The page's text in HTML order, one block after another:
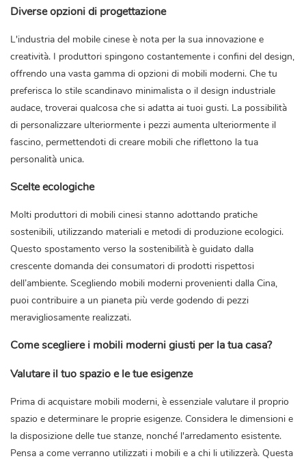
Diverse opzioni di progettazione
L'industria del mobile cinese è nota per la sua innovazione e
creatività. I produttori spingono costantemente i confini del design,
offrendo una vasta gamma di opzioni di mobili moderni. Che tu
preferisca lo stile scandinavo minimalista o il design industriale
audace, troverai qualcosa che si adatta ai tuoi gusti. La possibilità
di personalizzare ulteriormente i pezzi aumenta ulteriormente il
fascino, permettendoti di creare mobili che riflettono la tua
personalità unica.
Scelte ecologiche
Molti produttori di mobili cinesi stanno adottando pratiche
sostenibili, utilizzando materiali e metodi di produzione ecologici.
Questo spostamento verso la sostenibilità è guidato dalla
crescente domanda dei consumatori di prodotti rispettosi
dell’ambiente. Scegliendo mobili moderni provenienti dalla Cina,
puoi contribuire a un pianeta più verde godendo di pezzi
meravigliosamente realizzati.
Come scegliere i mobili moderni giusti per la tua casa?
Valutare il tuo spazio e le tue esigenze
Prima di acquistare mobili moderni, è essenziale valutare il proprio
spazio e determinare le proprie esigenze. Considera le dimensioni e
la disposizione delle tue stanze, nonché l'arredamento esistente.
Pensa a come verranno utilizzati i mobili e a chi li utilizzerà. Questa